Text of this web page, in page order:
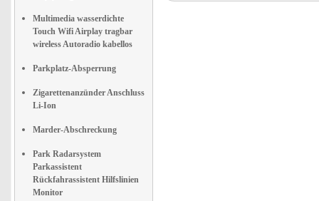
Multimedia wasserdichte
Touch Wifi Airplay tragbar
wireless Autoradio kabellos
Parkplatz-Absperrung
Zigarettenanzünder Anschluss
Li-Ion
Marder-Abschreckung
Park Radarsystem
Parkassistent
Rückfahrassistent Hilfslinien
Monitor